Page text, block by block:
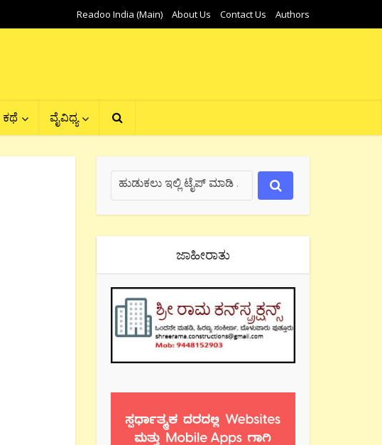
Readoo India (Main) About Us Contact Us Authors
ಕಥೆ ವೈವಿಧ್ಯ
ಜಾಹೀರಾತು